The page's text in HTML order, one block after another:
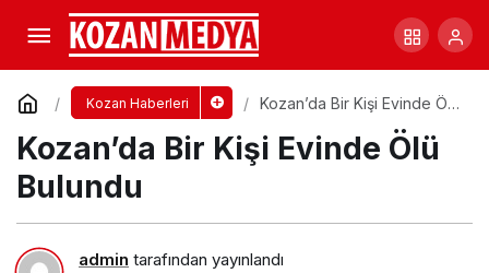
Kozan Haberleri
Kozan’da Bir Kişi Evinde Ölü
Kozan’da Bir Kişi Evinde Ölü
Bulundu
admin tarafından yayınlandı
Kozanda Motorsiklet Uçtu 2 Kişi Yaralandı
Yorum Yap Paylaş